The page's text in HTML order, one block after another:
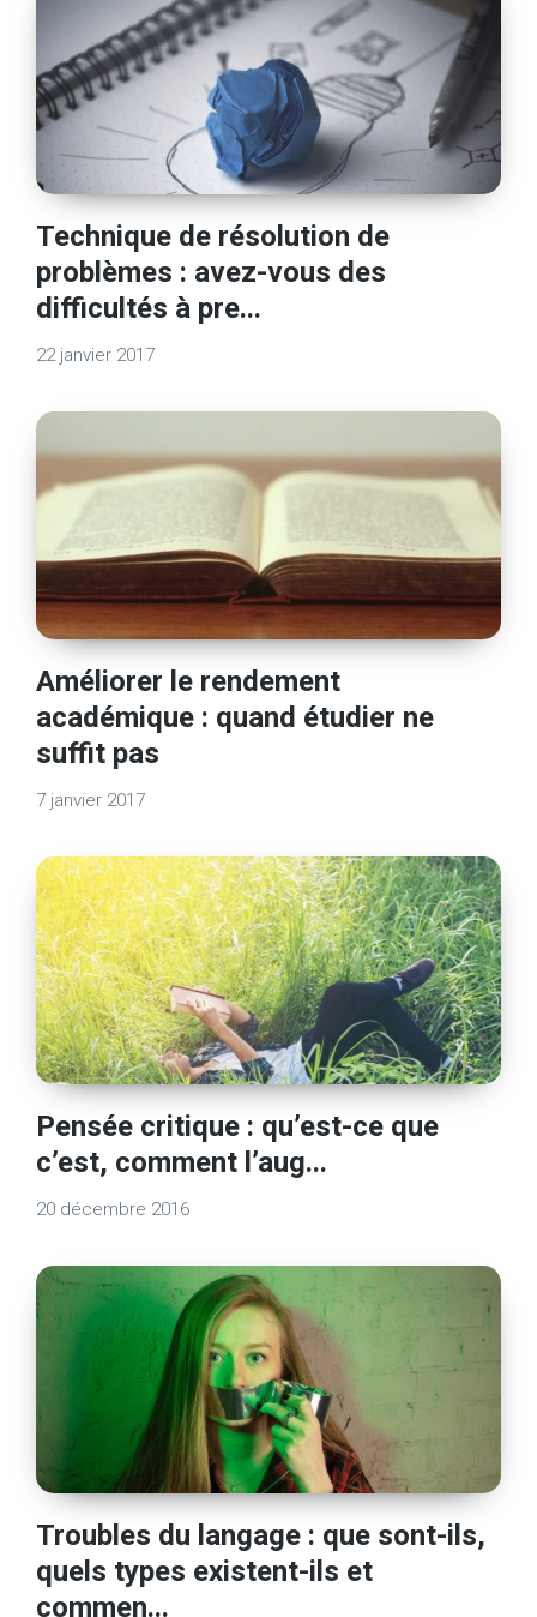
Technique de résolution de
problèmes : avez-vous des
difficultés à pre...
22 janvier 2017
Améliorer le rendement
académique : quand étudier ne
suffit pas
7 janvier 2017
Pensée critique : qu’est-ce que
c’est, comment l’aug...
20 décembre 2016
Troubles du langage : que sont-ils,
quels types existent-ils et
commen...